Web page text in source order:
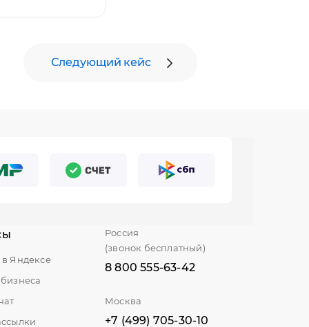
Следующий кейс
Яндексе
Россия
(звонок бесплатный)
8 800 555-63-42
Москва
+7 (499) 705-30-10